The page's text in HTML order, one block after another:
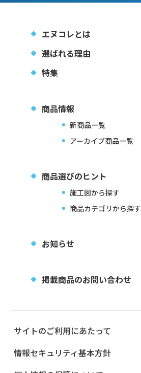
エヌコレとは
選ばれる理由
特集
商品情報
新商品一覧
アーカイブ商品一覧
商品選びのヒント
施工図から探す
商品カテゴリから探す
お知らせ
掲載商品のお問い合わせ
サイトのご利用にあたって
情報セキュリティ基本方針